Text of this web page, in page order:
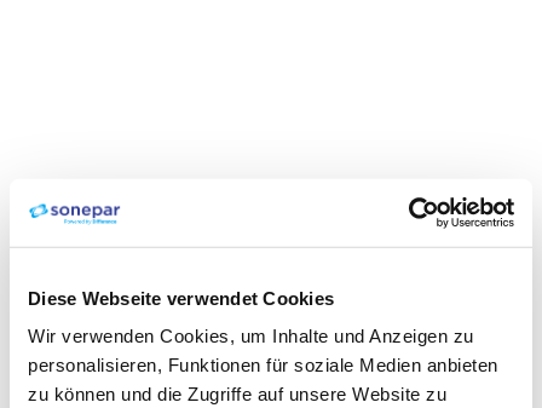
Diese Webseite verwendet Cookies
Wir verwenden Cookies, um Inhalte und Anzeigen zu
personalisieren, Funktionen für soziale Medien anbieten
zu können und die Zugriffe auf unsere Website zu